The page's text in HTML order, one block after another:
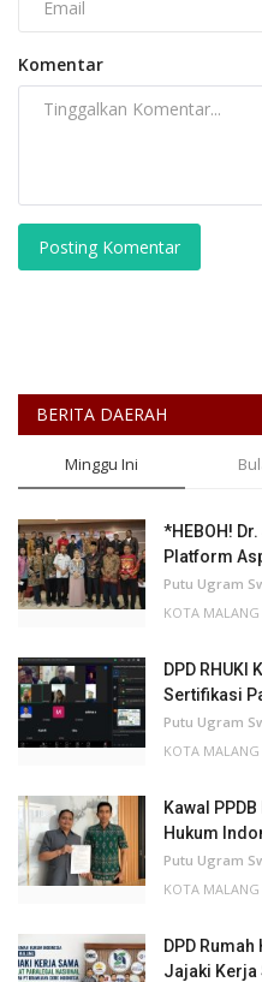
Komentar
Posting Komentar
BERITA DAERAH
Minggu Ini
*HEBOH!
Platform
Putu Ugram
KOTA MALANG
DPD
Sertifikasi
Putu Ugram
KOTA MALANG
Kawal
Hukum
Putu Ugram
KOTA MALANG
DPD
Jajaki Kerja